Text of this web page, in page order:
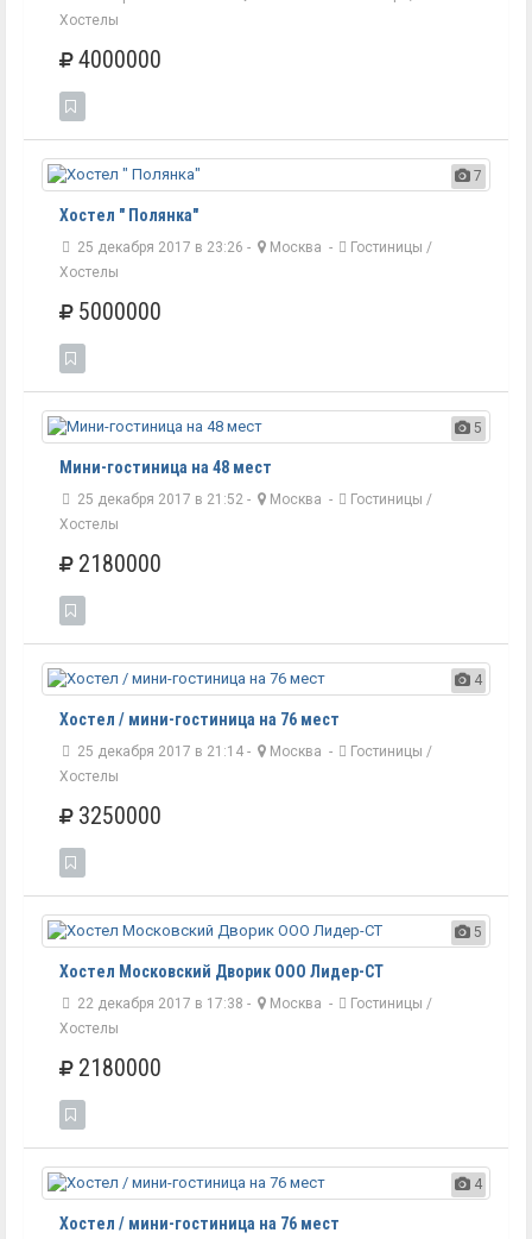
Хостелы
4000000
7
Хостел " Полянка"
25 декабря 2017 в 23:26 - Москва -
Гостиницы /
Хостелы
5000000
5
Мини-гостиница на 48 мест
25 декабря 2017 в 21:52 - Москва -
Гостиницы /
Хостелы
2180000
4
Хостел / мини-гостиница на 76 мест
25 декабря 2017 в 21:14 - Москва -
Гостиницы /
Хостелы
3250000
5
Хостел Московский Дворик ООО Лидер-СТ
22 декабря 2017 в 17:38 - Москва -
Гостиницы /
Хостелы
2180000
4
Хостел / мини-гостиница на 76 мест